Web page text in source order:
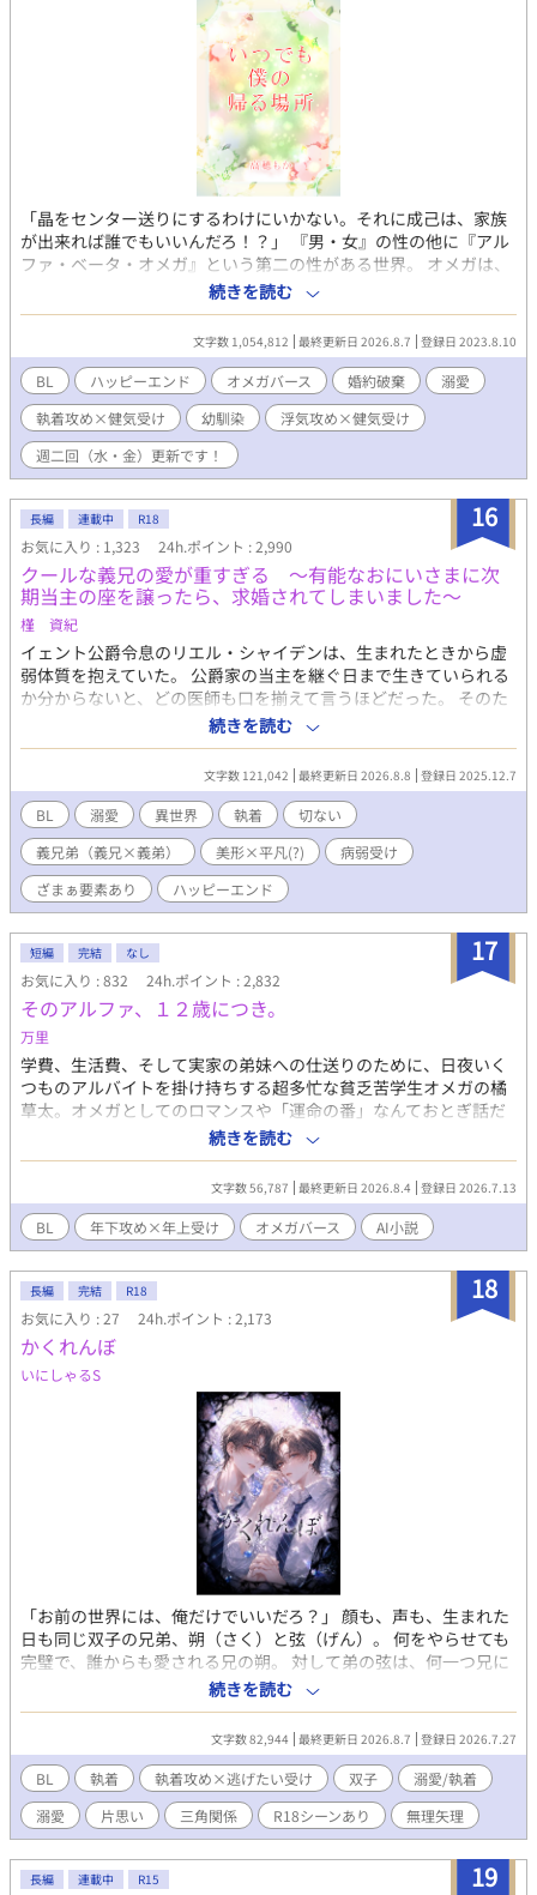
「晶をセンター送りにするわけにいかない。それに成己は、家族
が出来れば誰でもいいんだろ！？」 『男・女』の性の他に『アル
ファ・ベータ・オメガ』という第二の性がある世界。 オメガは、
少子化対策の希望として、すべての生活を国から保障される。代
わりに「二十歳までに伴侶がいなければ、オメガセンターで子供
を産み続けること」を義務付けられていた。 主人公・春日成己
は、赤ちゃんの頃に家族と離され、センターで育てられていた。
孤独な成己の支えは幼馴染の宏章の面会と『家族をもつ』という
夢。 「自分の家族を持って、ずっと仲良く暮らしたい」 その夢
は、叶うはずだった。 高校からの親友で、婚約者の陽平が、彼の
初恋の人・晶と再会し、浮気をするまでは…… 成己は、二十歳の
誕生日を目前に、婚約を解消されてしまう。 婚約者探しは絶望的
べたのは、幼馴染の宏章だった。 「俺の家族になってくれ」 兄の
ように思っていた宏章に、身も心も包まれ愛されて――？ ※宏章
(包容ヤンデレ）×成己(健気不憫）の幼馴染オメガバースBLです
♡ ※ストレス展開が長く続きますが、最終的にはスカッとハッ
ピーエンドになります🦾(⌒▽⌒) ※独自設定ありオメガバースで
す。 ☆感想コメント、誠にありがとうございます！いつも大切に
読ませて頂いております♡心の励みです(#^^#) ☆とても素敵な表
紙は小槻みしろさんに頂きました✨ ※24年9月2日 二百八十～三百
二話までを修正の為非公開にしました。読んで下さった皆様、あ
りがとうございましたm(__)m ※25年4月29日 唯一の未来Ⅰを再
度加筆修正いたします。ご迷惑をおかけして、申し訳ありませ
ん。 今までのお話を読んでくださった皆様、ありがとうございま
したm(_ _)m ※25年5月13日 加筆完了しました！
続きを読む
文字数 1,054,812 最終更新日 2026.8.7 登録日 2023.8.10
BL ハッピーエンド オメガバース 婚約破棄
溺愛
執着攻め×健気受け
幼馴染
浮気攻め×健気受け
週二回（水・金）更新です！
16
長編 連載中 R18
お気に入り : 1,323 24h.ポイント : 2,990
クールな義兄の愛が重すぎる ～有能なおにいさまに次
期当主の座を譲ったら、求婚されてしまいました～
槿 資紀
イェント公爵令息のリエル・シャイデンは、生まれたときから虚
弱体質を抱えていた。 公爵家の当主を継ぐ日まで生きていられる
か分からないと、どの医師も口を揃えて言うほどだった。 そのた
め、リエルの代わりに当主を継ぐべく、分家筋から養子をとるこ
とになった。そうしてリエルの前に表れたのがアウレールだっ
た。 アウレールはリエルに献身的に寄り添い、懸命の看病にあた
った。 その甲斐あって、リエルは奇跡の回復を果たした。 そし
て、リエルは、誰よりも自分の生存を諦めなかった義兄の虜にな
った。 義兄は容姿も能力も完全無欠で、公爵家の次期当主として
文句のつけようがない逸材だった。 そんな義兄に憧れ、その後を
追って、難関の王立学院に合格を果たしたリエルだったが、入学
直前のある日、現公爵の父に「跡継ぎをアウレールからお前に戻
ロマンス
続きを読む
文字数 121,042 最終更新日 2026.8.8 登録日 2025.12.7
BL 溺愛 異世界 執着
切ない
義兄弟（義兄×義弟）
美形×平凡(?)
病弱受け
ざまぁ要素あり
ハッピーエンド
17
短編 完結 なし
お気に入り : 832 24h.ポイント : 2,832
そのアルファ、１２歳につき。
万里
学費、生活費、そして実家の弟妹への仕送りのために、日夜いく
つものアルバイトを掛け持ちする超多忙な貧乏苦学生オメガの橘
草太。オメガとしてのロマンスや「運命の番」なんておとぎ話だ
と切り捨て、日々の生存に必死な彼の通う大学に、ある日驚天動
地の噂が駆け巡る。 それは、アメリカの有名大学を飛び級しまく
り、12歳にして大学の特任研究生として招かれた天才少年がやっ
てくるというものだった。 キャンパスに現れたのは、クォーター
で金髪青目、まるで生きているお人形のように美しく、しかし身
長153センチとちんまりした少年、光瀬川 アレクサンダー レオ。
大人の教授たちを相手に生意気に指図するレオだったが、草太を
見た瞬間に「運命の番」だと確信し、感情を昂らせて猛烈なプロ
ポーズを敢行する。 しかし、毎日の過労と安物の抑制剤のせいで
感覚がバカになっている草太は、アルファであるレオのフェロモ
ンを完全にスルー。「一生懸命背伸びしてプロポーズごっこをし
ている可愛い子供」と完全に勘違いし、みかんジュースを握らせ
て頭をよしよしと撫でまわしてしまう。 子供扱いされて耳まで真
っ赤にして悔しがるレオと、別世界のお坊ちゃまの戯れ言だと全
く相手にしない草太。あまりにも噛み合わない二人の「運命」
が、ここから動き出す——。 ■ キャラクター紹介 橘 草太（たち
ばな そうた） / 20歳 オメガ 身長173cm。すっきりとした長身だ
が、働きすぎで少し細身。 両親はベータで、突然変異のようにオ
メガとして生まれた。実家が貧しいため、奨学金、自身の生活
費、弟妹への仕送りのためにスケジュールアプリがカラフルに埋
まるほどバイトを掛け持ちしている。病院の抑制剤を買う余裕が
なく、市販の安物で誤魔化しているため感覚が鈍い。 素朴で親し
みやすく、健気で面倒見がいいお兄ちゃん気質。経済的な余裕の
なさから、恋愛や運命に対しては非常に現実的（冷めている）。
光瀬川 アレクサンダー レオ（みつせがわ あれくさんだー れお） /
12歳 アルファ 身長153cm。金髪青目のクォーターで、天使やお
団」の御曹司。アメリカの大学を飛び級し、日本の大学へ「特任
研究生（教授補佐）」としてやってきた超天才児。 基本は大人び
ていて冷徹、傲慢なまでの自信家。しかし草太の前では、子供扱
いされてムキになったり、独占欲や嫉妬でヤキキモキしたりと、
年相応の可愛らしい一面（と、将来の大物スパダリの片鱗）を見
せる。
続きを読む
文字数 56,787 最終更新日 2026.8.4 登録日 2026.7.13
BL 年下攻め×年上受け オメガバース AI小説
18
長編 完結 R18
お気に入り : 27 24h.ポイント : 2,173
かくれんぼ
いにしゃるS
「お前の世界には、俺だけでいいだろ？」 顔も、声も、生まれた
日も同じ双子の兄弟、朔（さく）と弦（げん）。 何をやらせても
完璧で、誰からも愛される兄の朔。 対して弟の弦は、何一つ兄に
勝てるものがなく、「兄の劣化コピー」と囁かれながら惨めな劣
等感を抱えて生きていた。 どれだけ血の滲む努力をしても、縮ま
らない圧倒的な格差。 逃げたい弟と、追い詰める兄。 逃げ場のな
い密室で繰り広げられる、共依存という名の地獄のかくれんぼ
――。
続きを読む
文字数 82,944 最終更新日 2026.8.7 登録日 2026.7.27
BL 執着 執着攻め×逃げたい受け 双子
溺愛/執着
溺愛
片思い 三角関係 R18シーンあり 無理矢理
19
長編 連載中 R15